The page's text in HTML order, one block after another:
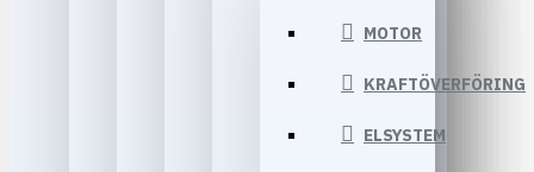
MOTOR
KRAFTÖVERFÖRING
ELSYSTEM